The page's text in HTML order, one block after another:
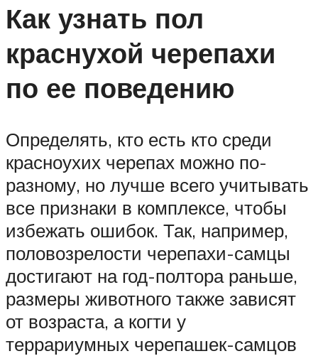
Как узнать пол
краснухой черепахи
по ее поведению
Определять, кто есть кто среди
красноухих черепах можно по-
разному, но лучше всего учитывать
все признаки в комплексе, чтобы
избежать ошибок. Так, например,
половозрелости черепахи-самцы
достигают на год-полтора раньше,
размеры животного также зависят
от возраста, а когти у
террариумных черепашек-самцов